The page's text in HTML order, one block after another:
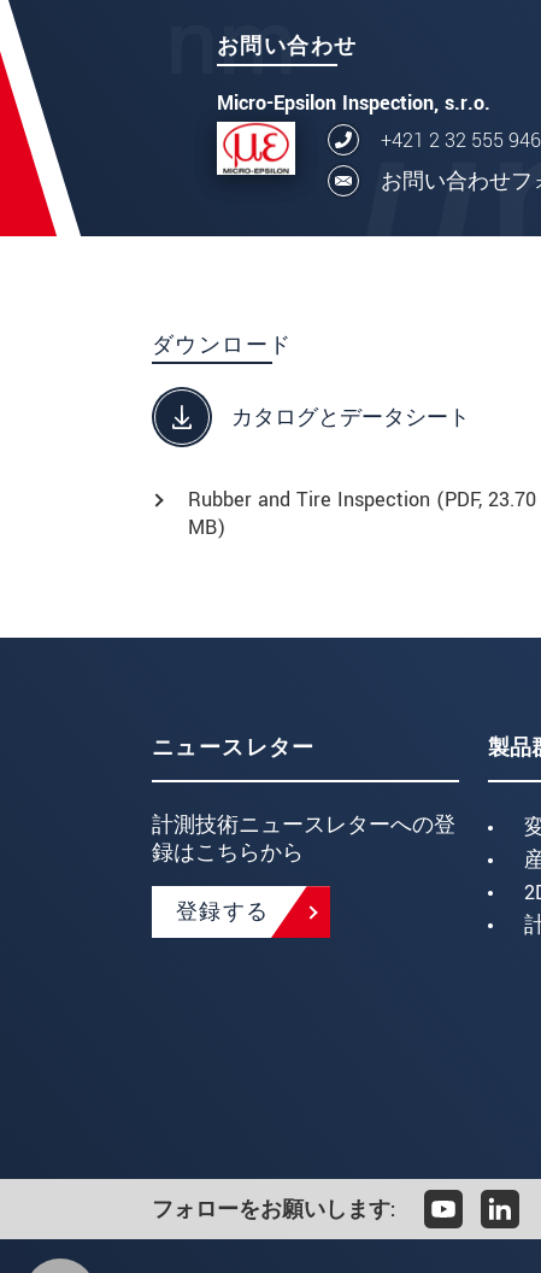
お問い合わせ
Micro-Epsilon Inspection, s.r.o.
+421 2 32 555 946
お問い合わせフ
ダウンロード
カタログとデータシート
Rubber and Tire Inspection (PDF, 23.70
MB)
ニュースレター
計測技術ニュースレターへの登
録はこちらから
登録する
製品
フォローをお願いします: